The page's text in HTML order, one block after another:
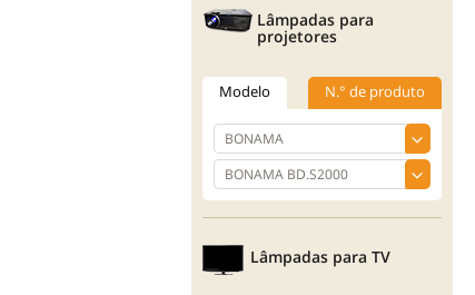
Lâmpadas para
projetores
Modelo N.° de produto
Lâmpadas para TV